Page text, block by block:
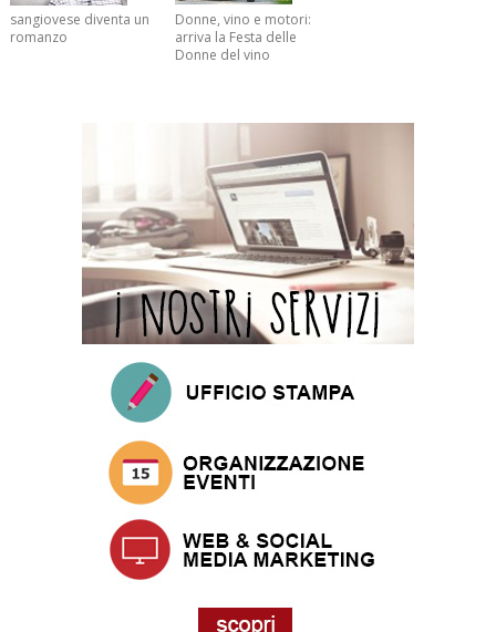
sangiovese diventa un
romanzo
Donne, vino e motori:
arriva la Festa delle
Donne del vino